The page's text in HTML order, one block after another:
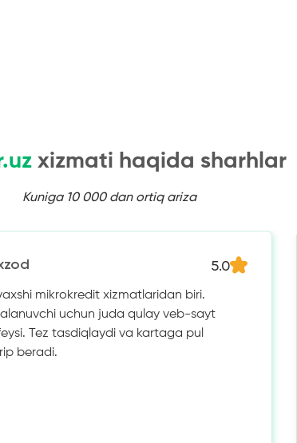
xizmati haqida sharhlar
Kuniga 10 000 dan ortiq ariza
5.0
mikrokredit xizmatlaridan biri.
uchun juda qulay veb-sayt
Tez tasdiqlaydi va kartaga pul
beradi.